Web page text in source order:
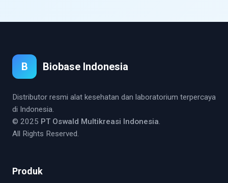
B Biobase Indonesia
Distributor resmi alat kesehatan dan laboratorium terpercaya
di Indonesia.
© 2025 PT Oswald Multikreasi Indonesia.
All Rights Reserved.
Produk